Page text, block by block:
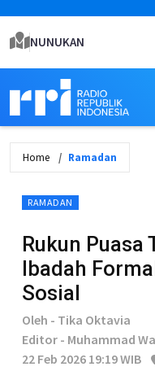
NUNUKAN
Home Ramadan
RAMADAN
Rukun
Ibadah
Sosial
Oleh - Tika Oktavia
Editor - Muhammad
22 Feb 2026 19:19 WIB